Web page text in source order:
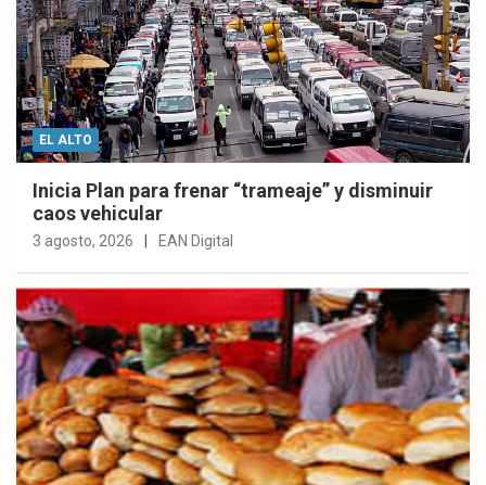
EL ALTO
Inicia Plan para frenar “trameaje” y disminuir
caos vehicular
3 agosto, 2026 EAN Digital